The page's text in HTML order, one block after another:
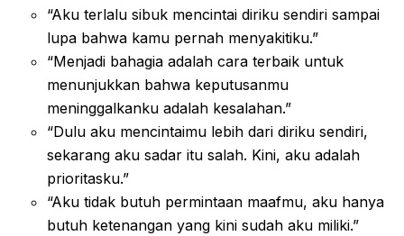
“Aku terlalu sibuk mencintai diriku sendiri sampai
lupa bahwa kamu pernah menyakitiku.”
“Menjadi bahagia adalah cara terbaik untuk
menunjukkan bahwa keputusanmu
meninggalkanku adalah kesalahan.”
“Dulu aku mencintaimu lebih dari diriku sendiri,
sekarang aku sadar itu salah. Kini, aku adalah
prioritasku.”
“Aku tidak butuh permintaan maafmu, aku hanya
butuh ketenangan yang kini sudah aku miliki.”